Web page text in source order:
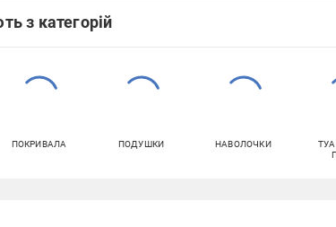
з категорій
ПОКРИВАЛА ПОДУШКИ НАВОЛОЧКИ